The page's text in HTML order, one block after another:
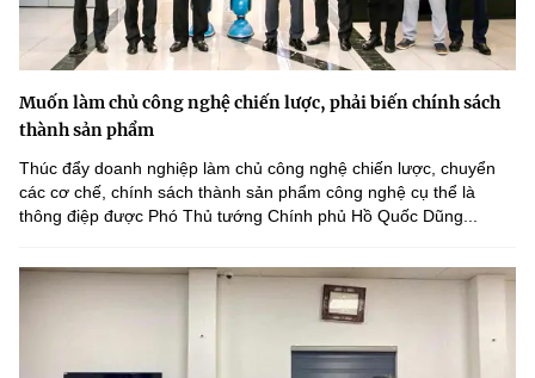
Muốn làm chủ công nghệ chiến lược, phải biến chính sách
thành sản phẩm
Thúc đẩy doanh nghiệp làm chủ công nghệ chiến lược, chuyển
các cơ chế, chính sách thành sản phẩm công nghệ cụ thể là
thông điệp được Phó Thủ tướng Chính phủ Hồ Quốc Dũng...